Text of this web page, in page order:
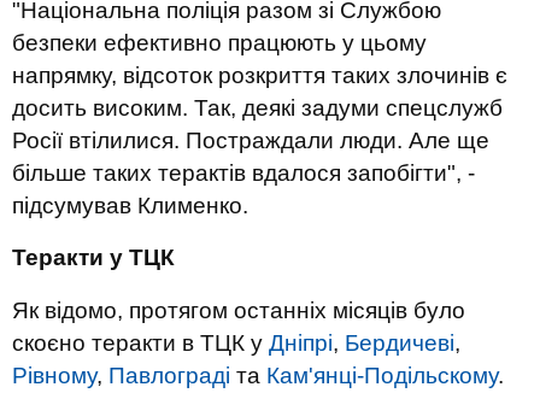
"Національна поліція разом зі Службою
безпеки ефективно працюють у цьому
напрямку, відсоток розкриття таких злочинів є
досить високим. Так, деякі задуми спецслужб
Росії втілилися. Постраждали люди. Але ще
більше таких терактів вдалося запобігти", -
підсумував Клименко.
Теракти у ТЦК
Як відомо, протягом останніх місяців було
скоєно теракти в ТЦК у Дніпрі, Бердичеві,
Рівному, Павлограді та Кам'янці-Подільскому.